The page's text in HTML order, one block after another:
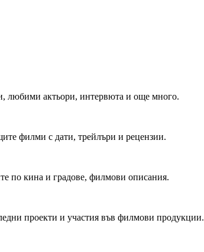
любими актьори, интервюта и още много.
филми с дати, трейлъри и рецензии.
по кина и градове, филмови описания.
проекти и участия във филмови продукции.